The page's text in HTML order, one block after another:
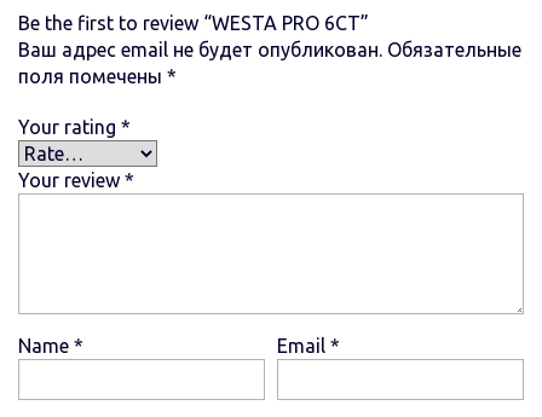
Be the first to review “WESTA PRO 6СТ”
Ваш адрес email не будет опубликован. Обязательные
поля помечены *
Your rating *
Your review *
Name * Email *